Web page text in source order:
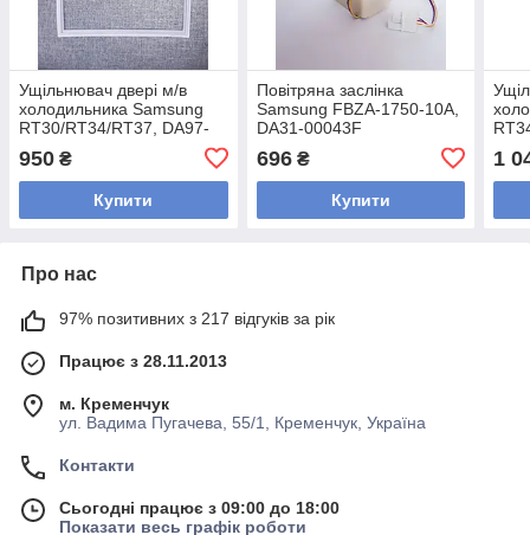
Ущільнювач двері м/в
холодильника Samsung
RT30/RT34/RT37, DA97-
950 ₴
Купити
Повітряна заслінка
Samsung FBZA-1750-10A,
DA31-00043F
696₴
Купити
1
Про нас
97% позитивних з 217 відгуків за рік
Працює з 28.11.2013
м. Кременчук
ул. Вадима Пугачева, 55/1, Кременчук, Україна
Контакти
Сьогодні працює з 09:00 до 18:00
Показати весь графік роботи